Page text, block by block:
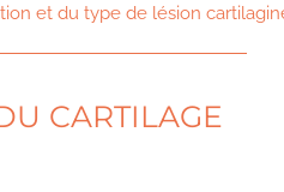
et du type de lésion
CARTILAGE